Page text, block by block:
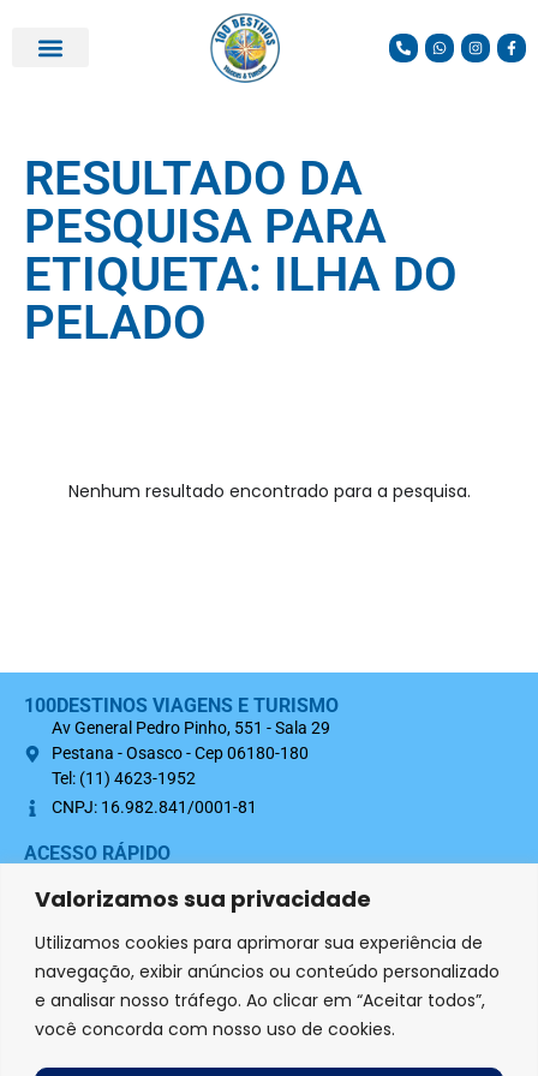
Valorizamos sua privacidade
Utilizamos cookies para aprimorar sua experiência de
navegação, exibir anúncios ou conteúdo personalizado
e analisar nosso tráfego. Ao clicar em “Aceitar todos”,
você concorda com nosso uso de cookies.
RESULTADO DA
PESQUISA PARA
ETIQUETA: ILHA DO
PELADO
Nenhum resultado encontrado para a pesquisa.
100DESTINOS VIAGENS E TURISMO
Av General Pedro Pinho, 551 - Sala 29
Pestana - Osasco - Cep 06180-180
Tel: (11) 4623-1952
CNPJ: 16.982.841/0001-81
ACESSO RÁPIDO
SIGA-NOS NAS REDES SOCIAIS